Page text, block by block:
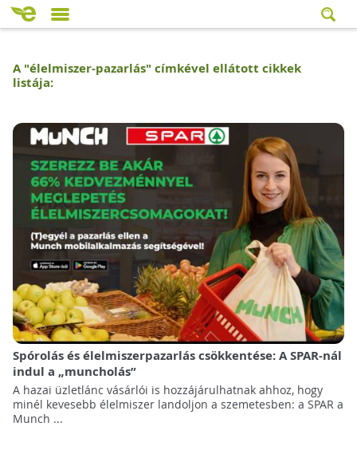
A "élelmiszer-pazarlás" címkével ellátott cikkek
listája:
Spórolás és élelmiszerpazarlás csökkentése: A SPAR-nál
indul a „muncholás”
A hazai üzletlánc vásárlói is hozzájárulhatnak ahhoz, hogy
minél kevesebb élelmiszer landoljon a szemetesben: a SPAR a
Munch ...